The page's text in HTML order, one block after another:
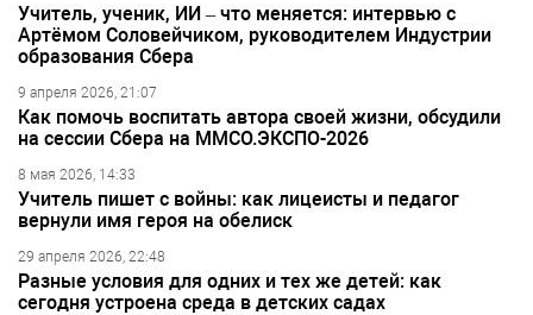
Учитель, ученик, ИИ – что меняется: интервью с
Артёмом Соловейчиком, руководителем Индустрии
образования Сбера
9 апреля 2026, 21:07
Как помочь воспитать автора своей жизни, обсудили
на сессии Сбера на ММСО.ЭКСПО-2026
8 мая 2026, 14:33
Учитель пишет с войны: как лицеисты и педагог
вернули имя героя на обелиск
29 апреля 2026, 22:48
Разные условия для одних и тех же детей: как
сегодня устроена среда в детских садах